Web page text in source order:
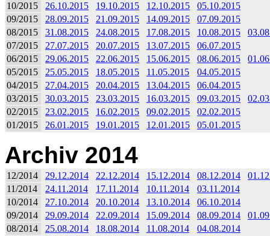
10/2015
26.10.2015 19.10.2015 12.10.2015
05.10.2015
09/2015
28.09.2015 21.09.2015 14.09.2015
07.09.2015
08/2015
31.08.2015 24.08.2015 17.08.2015 10.08.2015
07/2015
27.07.2015 20.07.2015 13.07.2015
06.07.2015
06/2015
29.06.2015 22.06.2015 15.06.2015 08.06.2015
05/2015
25.05.2015 18.05.2015 11.05.2015
04.05.2015
04/2015
27.04.2015 20.04.2015 13.04.2015
06.04.2015
03/2015
30.03.2015 23.03.2015 16.03.2015 09.03.2015
02/2015
23.02.2015 16.02.2015 09.02.2015
02.02.2015
01/2015
26.01.2015 19.01.2015 12.01.2015 05.01.2015
Archiv 2014
12/2014 29.12.2014 22.12.2014 15.12.2014 08.12.2014
11/2014
24.11.2014 17.11.2014 10.11.2014
03.11.2014
10/2014
27.10.2014 20.10.2014 13.10.2014
06.10.2014
09/2014
29.09.2014 22.09.2014 15.09.2014 08.09.2014
08/2014
25.08.2014 18.08.2014 11.08.2014
04.08.2014